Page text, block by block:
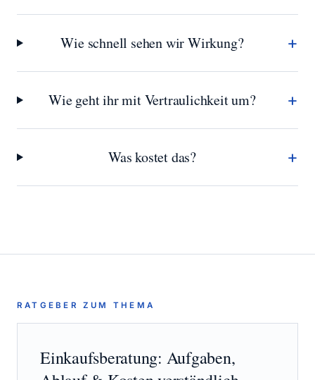
Wie schnell sehen wir Wirkung? +
Wie geht ihr mit Vertraulichkeit um? +
Was kostet das? +
RATGEBER ZUM THEMA
Einkaufsberatung: Aufgaben,